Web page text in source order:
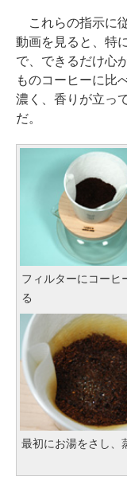
これらの指示に
動画を見ると、特
で、できるだけ心
ものコーヒーに比
濃く、香りが立っ
だ。
フィルターにコーヒ
る
最初にお湯をさし、